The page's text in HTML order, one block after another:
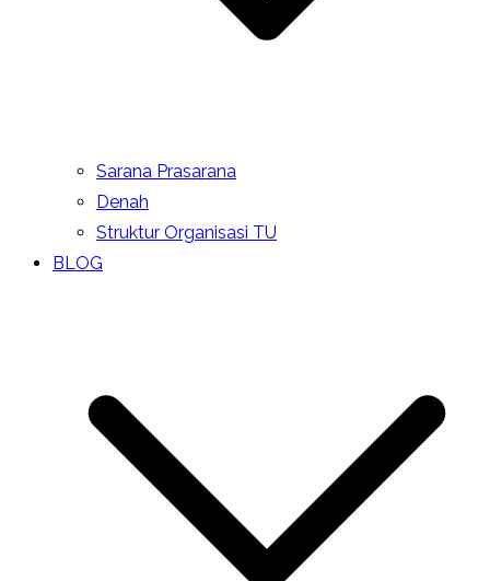
Sarana Prasarana
Denah
Struktur Organisasi TU
BLOG